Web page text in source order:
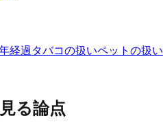
経過 タバコの扱いペットの扱い
る論点